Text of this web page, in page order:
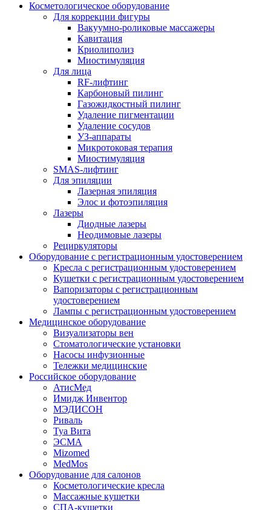
Косметологическое оборудование
Для коррекции фигуры
Вакуумно-роликовые массажеры
Кавитация
Криолиполиз
Миостимуляция
Для лица
RF-лифтинг
Карбоновый пилинг
Газожидкостный пилинг
Удаление пигментации
Удаление сосудов
УЗ-аппараты
Микротоковая терапия
Миостимуляция
SMAS-лифтинг
Для эпиляции
Лазерная эпиляция
Элос и фотоэпиляция
Лазеры
Диодные лазеры
Неодимовые лазеры
Рециркуляторы
Оборудование с регистрационным удостоверением
Кресла с регистрационным удостоверением
Кушетки с регистрационным удостоверением
Вапоризаторы с регистрационным
удостоверением
Лампы с регистрационным удостоверением
Медицинское оборудование
Визуализаторы вен
Стоматологические установки
Насосы инфузионные
Тележки медицинские
Российское оборудование
АтисМед
Имидж Инвентор
МЭДИСОН
Риваль
Туа Вита
ЭСМА
Mizomed
MedMos
Оборудование для салонов
Косметологические кресла
Массажные кушетки
СПА-кушетки